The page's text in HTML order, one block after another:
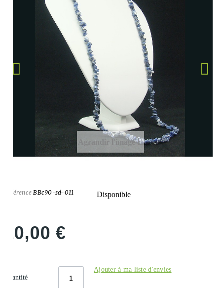
Agrandir l'image
RéférenceBBc90-sd-011 Disponible
10,00 €
Quantité
Ajouter à ma liste d'envies